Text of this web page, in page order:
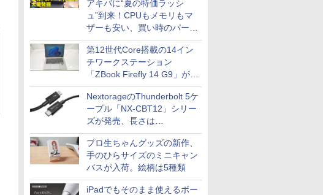
アキバに“夏の特価ラッシ
ュ”到来！CPUもメモリもマ
ザーも安い、買い時のパーツ
は？【8月7日(金)22時配信】
第12世代Core搭載の14イン
チワークステーション
「ZBook Firefly 14 G9」が
79,800円！秋葉原で中古PC
セール
NextorageのThunderbolt 5ケ
ーブル「NX-CBT12」シリー
ズが発売、長さは
30cm/50cm/1mの3種類
プロ生ちゃんグッズの新作、
手のひらサイズのミニキャン
バスが入荷。絵柄は5種類
iPadでもそのまま使えるボー